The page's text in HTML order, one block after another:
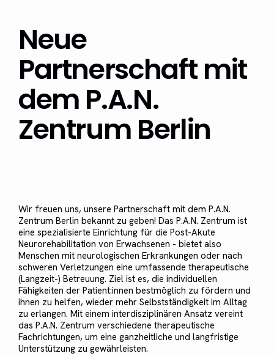
Neue
Partnerschaft mit
dem P.A.N.
Zentrum Berlin
Wir freuen uns, unsere Partnerschaft mit dem P.A.N.
Zentrum Berlin bekannt zu geben! Das P.A.N. Zentrum ist
eine spezialisierte Einrichtung für die Post-Akute
Neurorehabilitation von Erwachsenen - bietet also
Menschen mit neurologischen Erkrankungen oder nach
schweren Verletzungen eine umfassende therapeutische
(Langzeit-) Betreuung. Ziel ist es, die individuellen
Fähigkeiten der Patient:innen bestmöglich zu fördern und
ihnen zu helfen, wieder mehr Selbstständigkeit im Alltag
zu erlangen. Mit einem interdisziplinären Ansatz vereint
das P.A.N. Zentrum verschiedene therapeutische
Fachrichtungen, um eine ganzheitliche und langfristige
Unterstützung zu gewährleisten.